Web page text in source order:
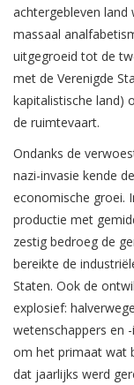
achtergebleven
massaal
uitgegroeid tot de
met de Verenigde
kapitalistische land)
de ruimtevaart.
Ondanks de
nazi-invasie kende
economische groei.
productie met
zestig bedroeg de
bereikte de
Staten. Ook de
explosief:
wetenschappers en
om het primaat wat
dat jaarlijks werd